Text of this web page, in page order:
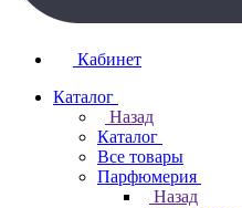
Кабинет
Каталог
Назад
Каталог
Все товары
Парфюмерия
Назад